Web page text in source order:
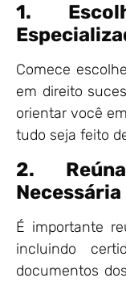
1.
Comece
em direito
orientar você
tudo seja feito
2.
Necessária
É importante
incluindo
documentos